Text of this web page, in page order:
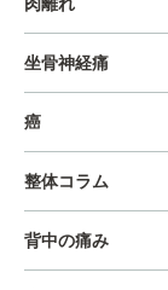
肉離れ
坐骨神経痛
癌
整体コラム
背中の痛み